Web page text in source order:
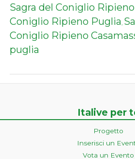
Sagra del Coniglio
Coniglio Ripieno Puglia,
Coniglio Ripieno
puglia
Italive per
Progetto
Inserisci un
Vota un Evento